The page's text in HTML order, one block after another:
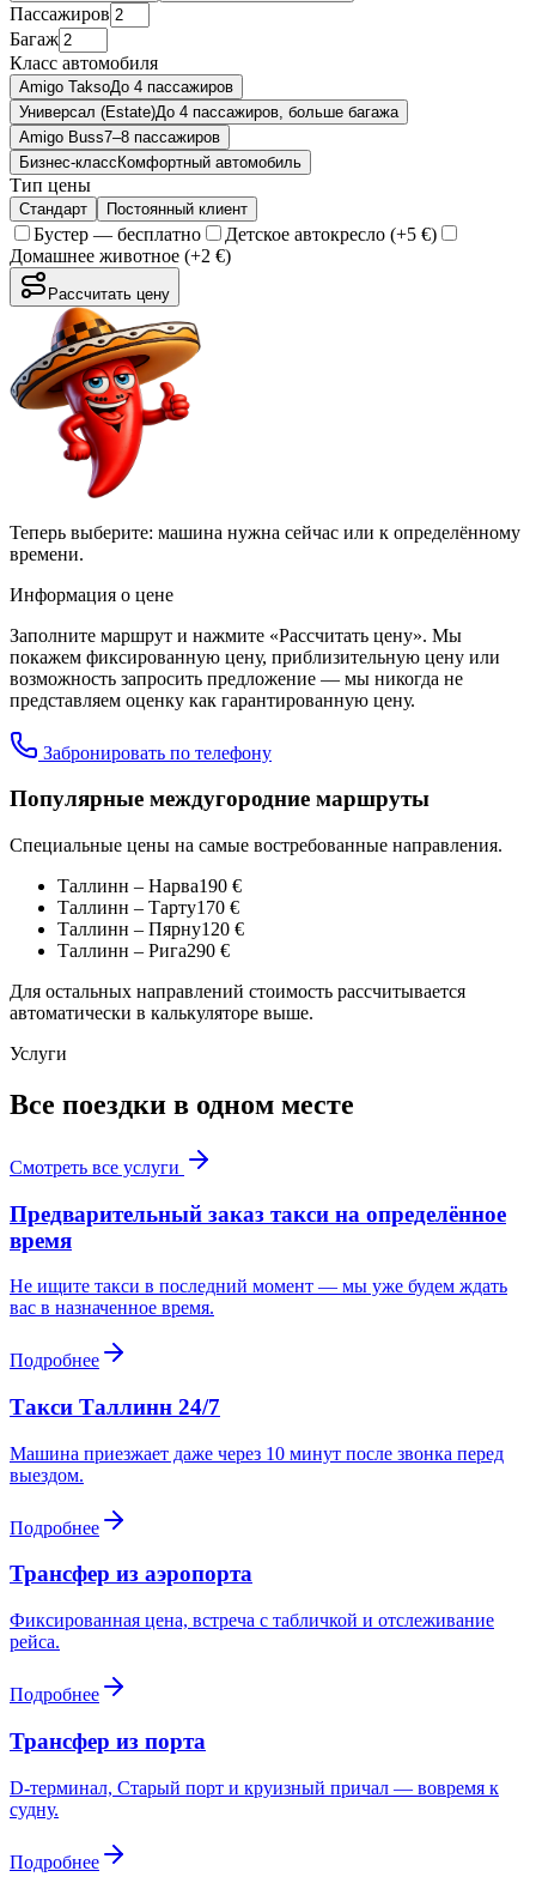
Пассажиров
Багаж
Класс автомобиля
Amigo TaksoДо 4 пассажиров
Универсал (Estate)До 4 пассажиров, больше багажа
Amigo Buss7–8 пассажиров
Бизнес-классКомфортный автомобиль
Тип цены
Стандарт Постоянный клиент
Бустер — бесплатно
Детское автокресло (+5 €)
Домашнее животное (+2 €)
Рассчитать цену
Теперь выберите: машина нужна сейчас или к определённому
времени.
Информация о цене
Заполните маршрут и нажмите «Рассчитать цену». Мы
покажем фиксированную цену, приблизительную цену или
возможность запросить предложение — мы никогда не
представляем оценку как гарантированную цену.
Забронировать по телефону
Популярные междугородние маршруты
Специальные цены на самые востребованные направления.
Таллинн – Нарва190 €
Таллинн – Тарту170 €
Таллинн – Пярну120 €
Таллинн – Рига290 €
Для остальных направлений стоимость рассчитывается
автоматически в калькуляторе выше.
Услуги
Все поездки в одном месте
Смотреть все услуги
Предварительный заказ такси на определённое
время
Не ищите такси в последний момент — мы уже будем ждать
вас в назначенное время.
Подробнее
Такси Таллинн 24/7
Машина приезжает даже через 10 минут после звонка перед
выездом.
Подробнее
Трансфер из аэропорта
Фиксированная цена, встреча с табличкой и отслеживание
рейса.
Подробнее
Трансфер из порта
D-терминал, Старый порт и круизный причал — вовремя к
судну.
Подробнее